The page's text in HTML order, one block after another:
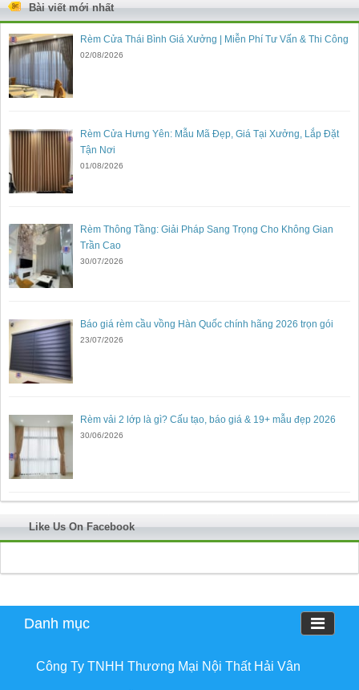
Bài viết mới nhất
Rèm Cửa Thái Bình Giá Xưởng | Miễn Phí Tư Vấn & Thi Công
02/08/2026
Rèm Cửa Hưng Yên: Mẫu Mã Đẹp, Giá Tại Xưởng, Lắp Đặt
Tận Nơi
01/08/2026
Rèm Thông Tầng: Giải Pháp Sang Trọng Cho Không Gian
Trần Cao
30/07/2026
Báo giá rèm cầu vồng Hàn Quốc chính hãng 2026 trọn gói
23/07/2026
Rèm vải 2 lớp là gì? Cấu tạo, báo giá & 19+ mẫu đẹp 2026
30/06/2026
Like Us On Facebook
Danh mục
Công Ty TNHH Thương Mại Nội Thất Hải Vân